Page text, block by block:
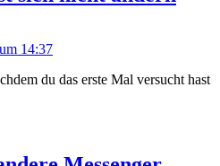
14:37
du das erste Mal versucht hast